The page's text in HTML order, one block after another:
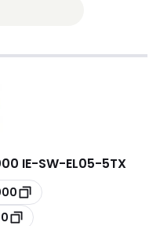
IE-SW-EL05-5TX